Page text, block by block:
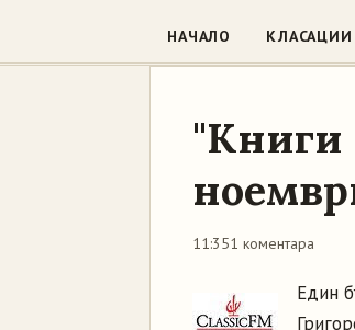
НАЧАЛО КЛАСАЦИИ
"Книги
11:351 коментара
Един